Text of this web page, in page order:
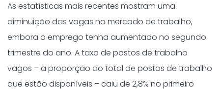
As estatísticas mais recentes mostram uma
diminuição das vagas no mercado de trabalho,
embora o emprego tenha aumentado no segundo
trimestre do ano. A taxa de postos de trabalho
vagos – a proporção do total de postos de trabalho
que estão disponíveis – caiu de 2,8% no primeiro